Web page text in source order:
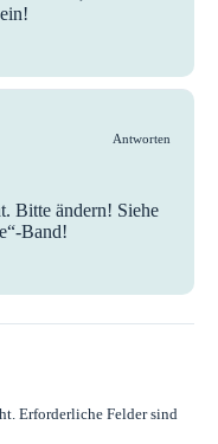
Antworten
Bitte ändern! Siehe
Band!
Erforderliche Felder sind